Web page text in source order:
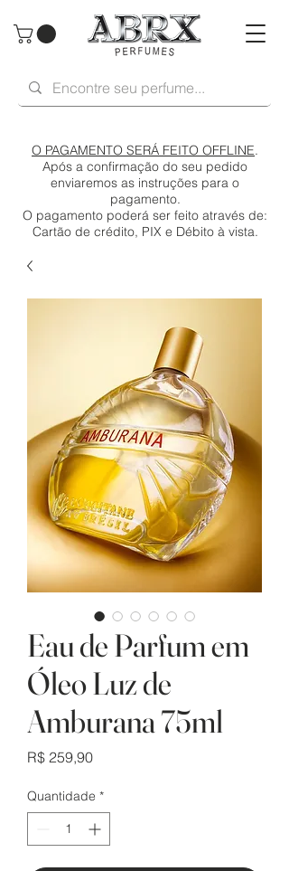
O PAGAMENTO SERÁ FEITO OFFLINE.
Após a confirmação do seu pedido
enviaremos as instruções para o
pagamento.
O pagamento poderá ser feito através de:
Cartão de crédito, PIX e Débito à vista.
Eau de Parfum em
Óleo Luz de
Amburana 75ml
R$ 259,90Preço
Quantidade *